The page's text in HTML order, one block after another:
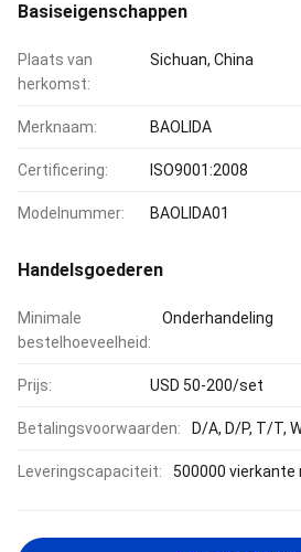
Basiseigenschappen
Plaats van
herkomst:
Sichuan, China
Merknaam: BAOLIDA
Certificering: ISO9001:2008
Modelnummer: BAOLIDA01
Handelsgoederen
Minimale
bestelhoeveelheid:
Onderhandeling
Prijs: USD 50-200/set
Betalingsvoorwaarden: D/A, D/P, T/T,
Leveringscapaciteit: 500000 vierkante